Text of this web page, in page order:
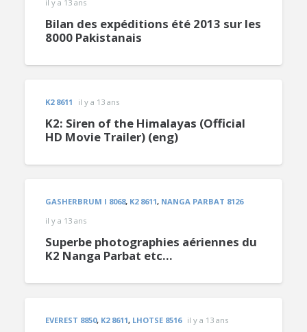
il y a 13 ans
Bilan des expéditions été 2013 sur les
8000 Pakistanais
K2 8611 il y a 13 ans
K2: Siren of the Himalayas (Official
HD Movie Trailer) (eng)
GASHERBRUM I 8068, K2 8611, NANGA PARBAT 8126
il y a 13 ans
Superbe photographies aériennes du
K2 Nanga Parbat etc…
EVEREST 8850, K2 8611, LHOTSE 8516 il y a 13 ans